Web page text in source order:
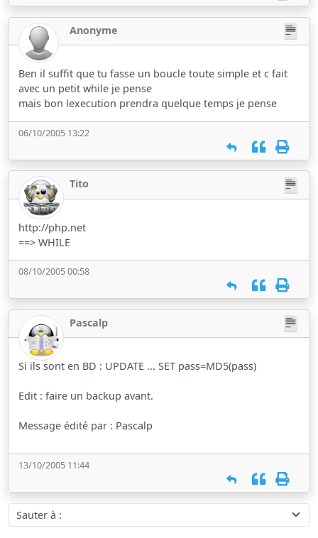
Anonyme
Ben il suffit que tu fasse un boucle toute simple et c fait
avec un petit while je pense
mais bon lexecution prendra quelque temps je pense
06/10/2005 13:22
Tito
http://php.net
==> WHILE
08/10/2005 00:58
Pascalp
Si ils sont en BD : UPDATE ... SET pass=MD5(pass)
Edit : faire un backup avant.
Message édité par : Pascalp
13/10/2005 11:44
Sauter à :